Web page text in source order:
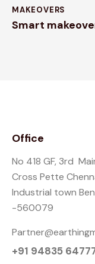
MAKEOVERS
Smart
Office
No 418 GF, 3rd
Cross Pette
Industrial town
-560079
+91 94835